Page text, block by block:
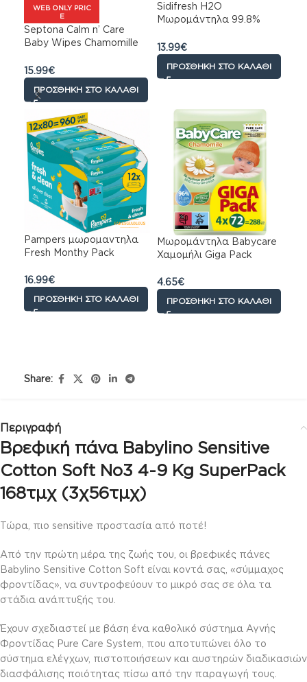
WEB ONLY PRIC
E
Septona Calm n’ Care
Baby Wipes Chamomille
Μωρομάντηλα με
Χαμομήλι , 18×80τεμ
15.99€
ΠΡΟΣΘΉΚΗ ΣΤΟ ΚΑΛΆΘΙ
Sidifresh H2O
Μωρομάντηλα 99.8%
14χ63τμχ
13.99€
ΠΡΟΣΘΉΚΗ ΣΤΟ ΚΑΛΆΘΙ
Pampers μωρομαντηλα
Fresh Monthy Pack
16.99€
ΠΡΟΣΘΉΚΗ ΣΤΟ ΚΑΛΆΘΙ
Μωρομάντηλα Babycare
Χαμομήλι Giga Pack
4.65€
ΠΡΟΣΘΉΚΗ ΣΤΟ ΚΑΛΆΘΙ
Share:
Περιγραφή
Βρεφική πάνα Babylino Sensitive
Cotton Soft No3 4-9 Kg SuperPack
168τμχ (3χ56τμχ)
Τώρα, πιο sensitive προστασία από ποτέ!
Από την πρώτη μέρα της ζωής του, οι βρεφικές πάνες
Babylino Sensitive Cotton Soft είναι κοντά σας, «σύμμαχος
φροντίδας», να συντροφεύουν το μικρό σας σε όλα τα
στάδια ανάπτυξής του.
Έχουν σχεδιαστεί με βάση ένα καθολικό σύστημα Αγνής
Φροντίδας Pure Care System, που αποτυπώνει όλο το
σύστημα ελέγχων, πιστοποιήσεων και αυστηρών διαδικασιών
διασφάλισης ποιότητας πίσω από την παραγωγή τους.